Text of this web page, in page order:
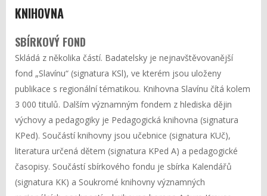
KNIHOVNA
SBÍRKOVÝ FOND
Skládá z několika částí. Badatelsky je nejnavštěvovanější
fond „Slavínu“ (signatura KSl), ve kterém jsou uloženy
publikace s regionální tématikou. Knihovna Slavínu čítá kolem
3 000 titulů. Dalším významným fondem z hlediska dějin
výchovy a pedagogiky je Pedagogická knihovna (signatura
KPed). Součástí knihovny jsou učebnice (signatura KUč),
literatura určená dětem (signatura KPed A) a pedagogické
časopisy. Součástí sbírkového fondu je sbírka Kalendářů
(signatura KK) a Soukromé knihovny významných